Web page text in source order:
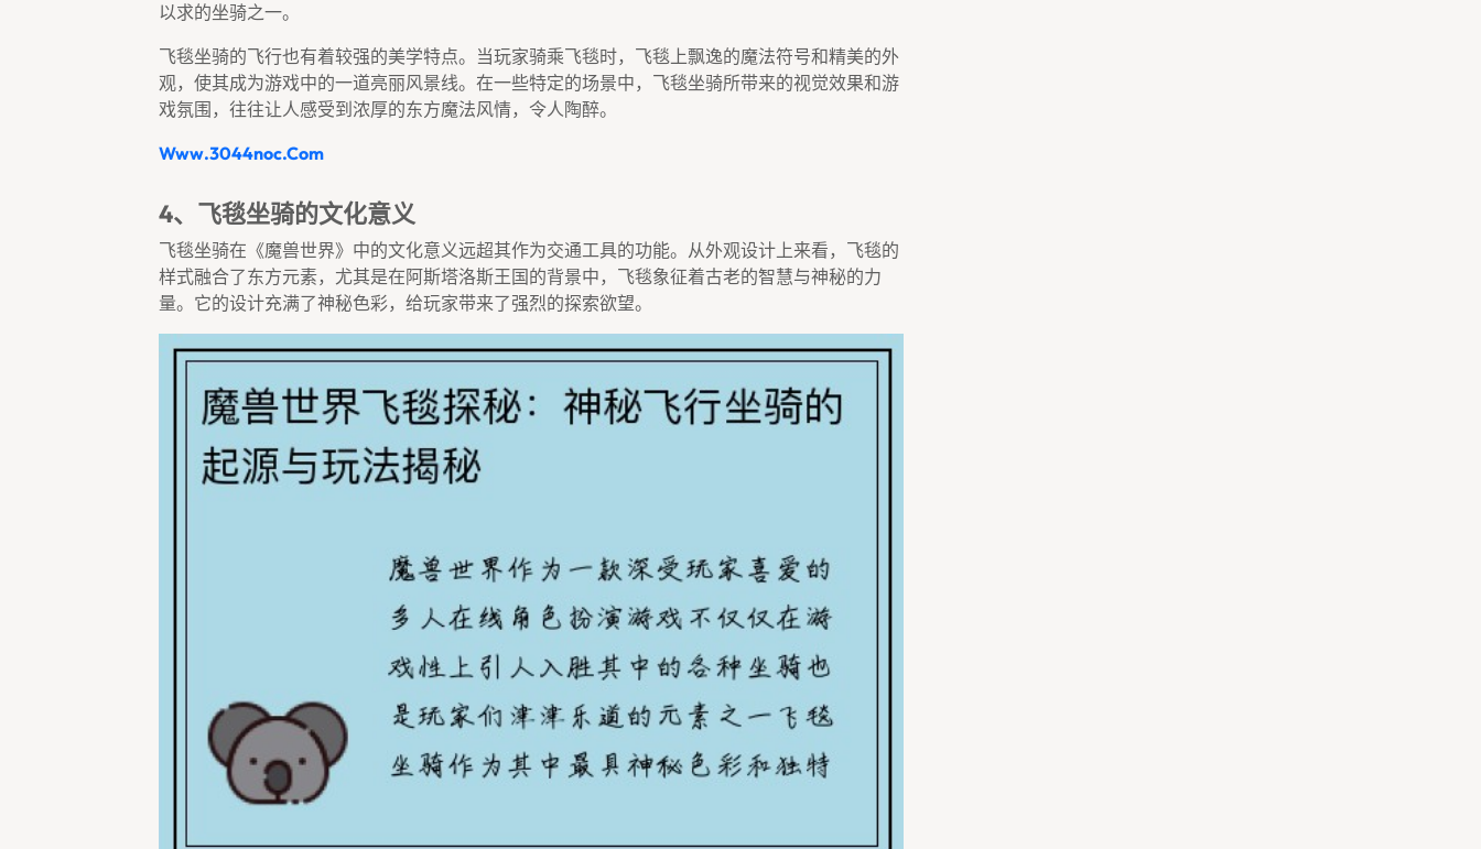
以求的坐骑之一。
飞毯坐骑的飞行也有着较强的美学特点。当玩家骑乘飞毯时，飞毯上飘逸的魔法符号和精美的外
观，使其成为游戏中的一道亮丽风景线。在一些特定的场景中，飞毯坐骑所带来的视觉效果和游
戏氛围，往往让人感受到浓厚的东方魔法风情，令人陶醉。
Www.3044noc.com
4、飞毯坐骑的文化意义
飞毯坐骑在《魔兽世界》中的文化意义远超其作为交通工具的功能。从外观设计上来看，飞毯的
样式融合了东方元素，尤其是在阿斯塔洛斯王国的背景中，飞毯象征着古老的智慧与神秘的力
量。它的设计充满了神秘色彩，给玩家带来了强烈的探索欲望。